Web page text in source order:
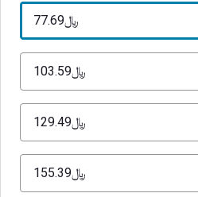
﷼‎77.69
﷼‎103.59
﷼‎129.49
﷼‎155.39